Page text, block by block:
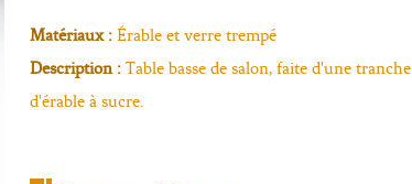
Matériaux : Érable et verre trempé
Description : Table basse de salon, faite d'une tranche
d'érable à sucre.